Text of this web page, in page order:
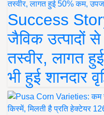
Success
जैविक उत्पादों
तस्वीर, लागत
भी हुई शानदार